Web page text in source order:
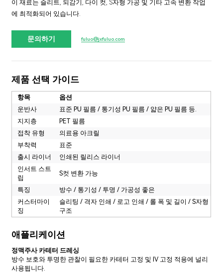
이 재료는 슬리트, 되감기, 다이 컷, S자형 가공 및 기타 고속 변환 작업
에 최적화되어 있습니다.
문의하기 fuluo@jxfuluo.com
제품 선택 가이드
항목
옵션
운반사
표준 PU 필름 / 통기성 PU 필름 / 얇은 PU 필름 등.
지지층
PET 필름
접착 유형
의료용 아크릴
부착력
표준
출시 라이너
인쇄된 릴리스 라이너
인서트 스트
립
S컷 변환 가능
특징
방수 / 통기성 / 투명 / 가공성 좋은
커스터마이
징
슬리팅 / 격자 인쇄 / 로고 인쇄 / 롤 폭 및 길이 / S자형
구조
애플리케이션
정맥주사 카테터 드레싱
방수 보호와 투명한 관찰이 필요한 카테터 고정 및 IV 고정 적용에 널리
사용됩니다.